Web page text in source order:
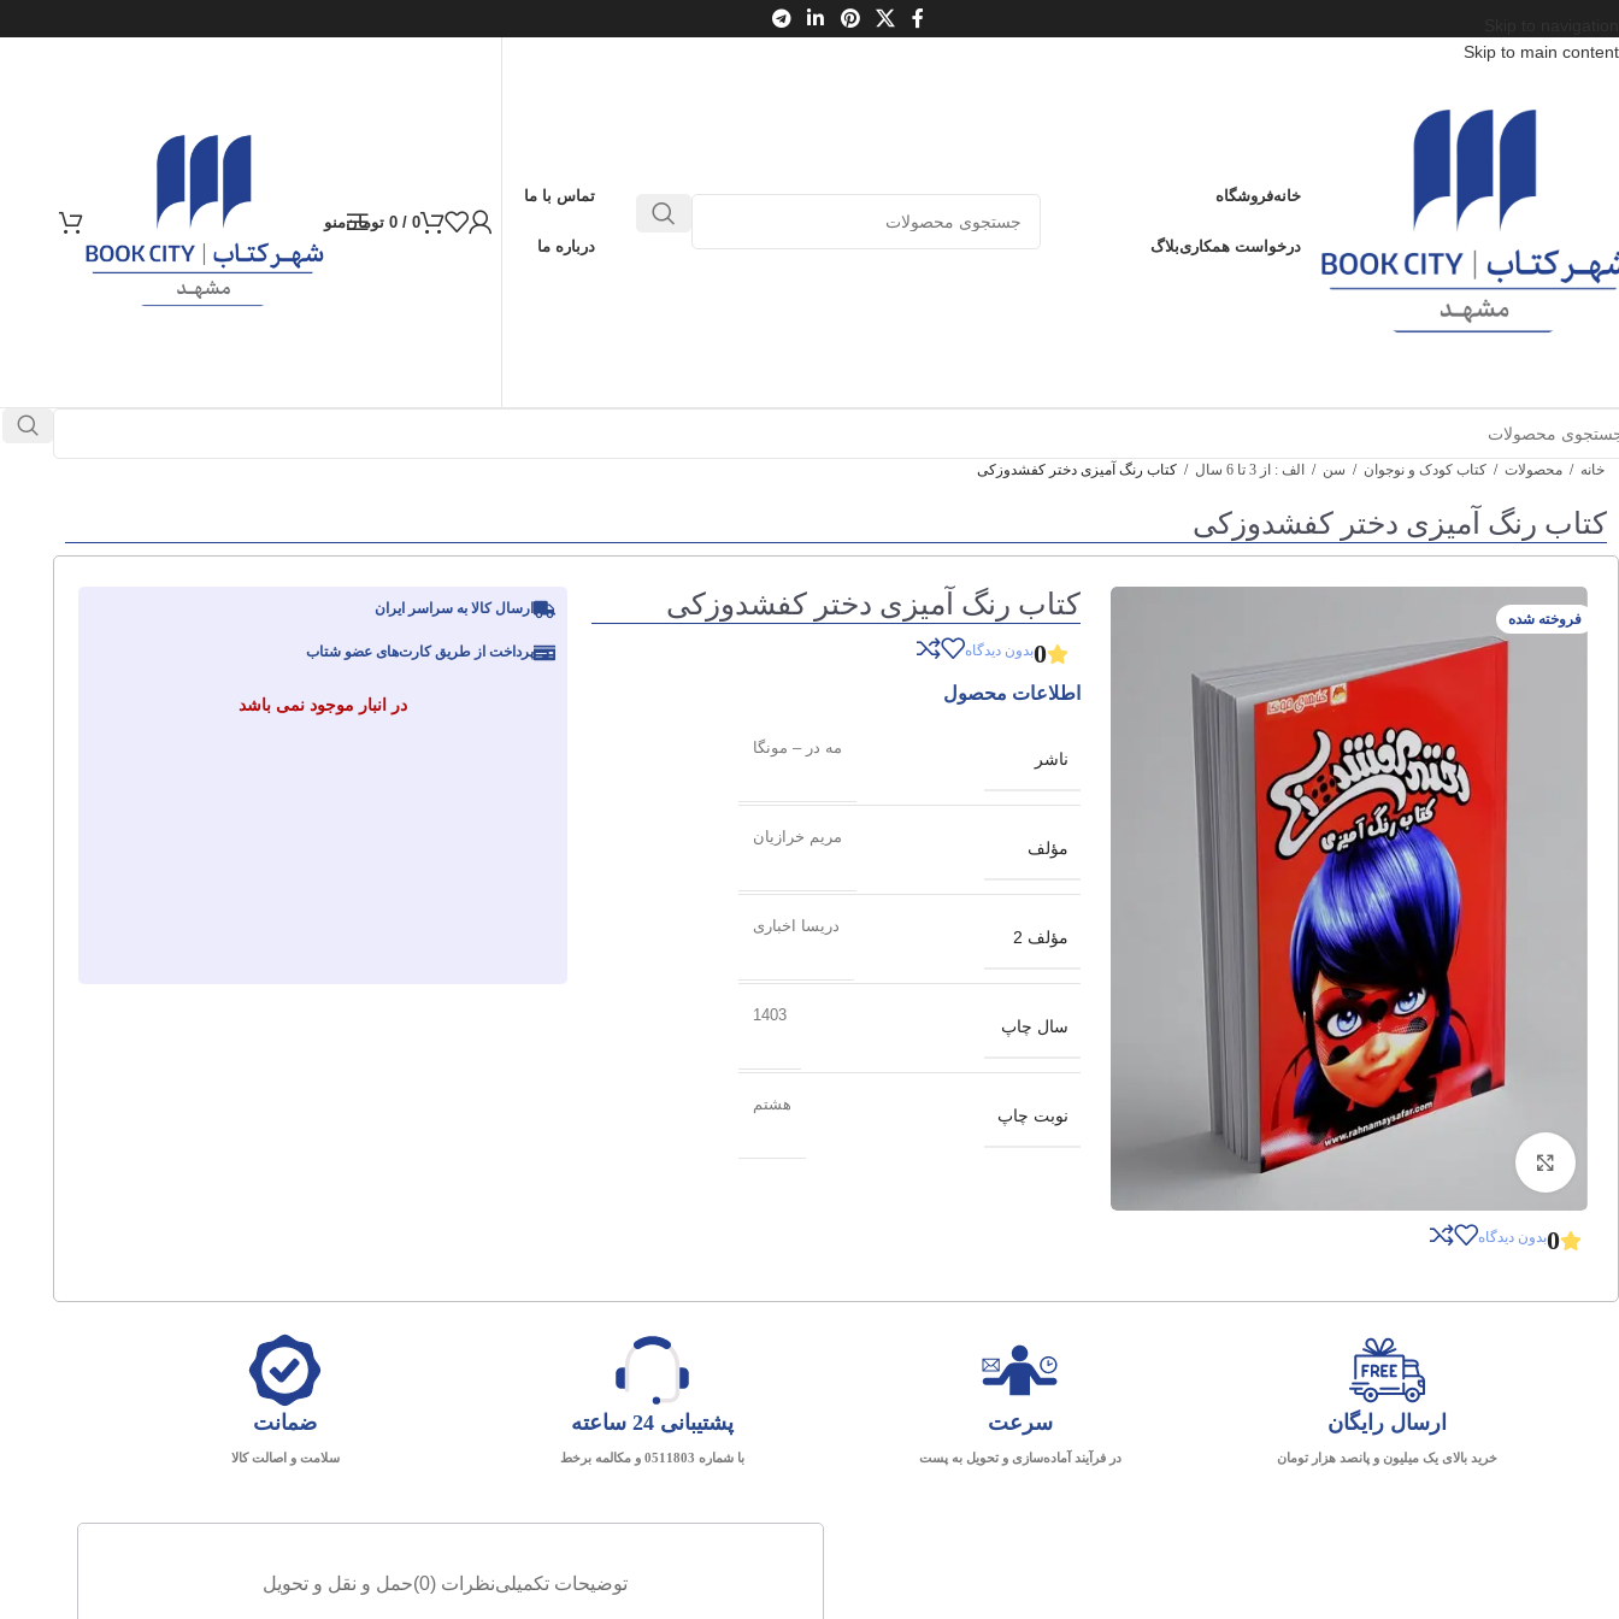
Skip to main content
خانهفروشگاه
درخواست همکاریبلاگ
تماس با ما
درباره ما
0
/
0 تومانمنو
خانه / محصولات / کتاب کودک و نوجوان / سن / الف : از 3 تا 6 سال / کتاب رنگ آمیزی دختر کفشدوزکی
کتاب رنگ آمیزی دختر کفشدوزکی
فروخته شده
0بدون دیدگاه
کتاب رنگ آمیزی دختر کفشدوزکی
0بدون دیدگاه
اطلاعات محصول
ناشر
مه در – مونگا
مؤلف
مریم خرازیان
مؤلف 2
دریسا اخباری
سال چاپ
1403
نوبت چاپ
هشتم
ارسال کالا به سراسر ایران
پرداخت از طریق کارت‌های عضو شتاب
در انبار موجود نمی باشد
ارسال رایگان
خرید بالای یک میلیون و پانصد هزار تومان
سرعت
در فرآیند آماده‌سازی و تحویل به پست
پشتیبانی 24 ساعته
با شماره 0511803 و مکالمه برخط
ضمانت
سلامت و اصالت کالا
توضیحات تکمیلینظرات (0) حمل و نقل و تحویل